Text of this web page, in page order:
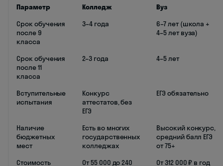
Параметр Колледж
Вуз
Срок обучения
после 9
класса
3–4 года
6–7 лет (школа +
4–5 лет вуза)
Срок обучения
после 11
класса
2–3 года 4–5 лет
Вступительные
испытания
Конкурс
аттестатов, без
ЕГЭ
ЕГЭ обязательно
Наличие
бюджетных
мест
Есть во многих
государственных
колледжах
Высокий конкурс,
средний балл ЕГЭ
от 75+
Стоимость
От 55 000 до 240 От 312 000 ₽ в год